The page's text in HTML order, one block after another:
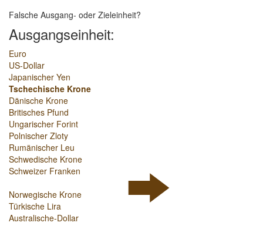
Falsche Ausgang- oder Zieleinheit?
Ausgangseinheit:
Euro
US-Dollar
Japanischer Yen
Tschechische Krone
Dänische Krone
Britisches Pfund
Ungarischer Forint
Polnischer Zloty
Rumänischer Leu
Schwedische Krone
Schweizer Franken
Norwegische Krone
Türkische Lira
Australische-Dollar